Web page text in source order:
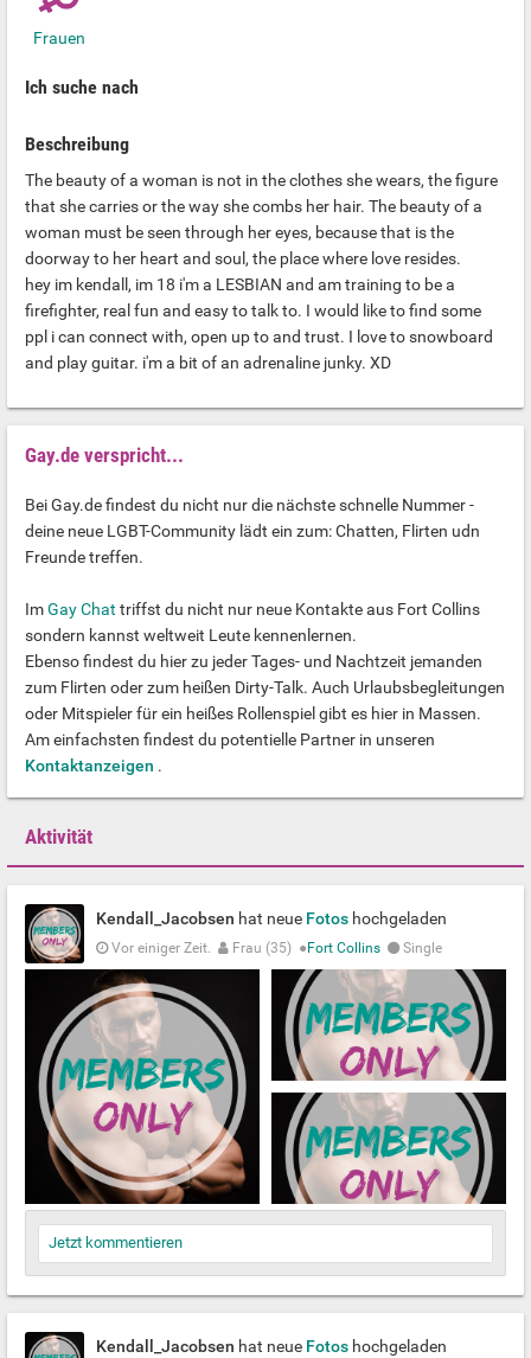
Frauen
Ich suche nach
Beschreibung
The beauty of a woman is not in the clothes she wears, the figure
that she carries or the way she combs her hair. The beauty of a
woman must be seen through her eyes, because that is the
doorway to her heart and soul, the place where love resides.
hey im kendall, im 18 i'm a LESBIAN and am training to be a
firefighter, real fun and easy to talk to. I would like to find some
ppl i can connect with, open up to and trust. I love to snowboard
and play guitar. i'm a bit of an adrenaline junky. XD
Gay.de verspricht...
Bei Gay.de findest du nicht nur die nächste schnelle Nummer -
deine neue LGBT-Community lädt ein zum: Chatten, Flirten udn
Freunde treffen.
ImGay Chat triffst du nicht nur neue Kontakte aus Fort Collins
sondern kannst weltweit Leute kennenlernen.
Ebenso findest du hier zu jeder Tages- und Nachtzeit jemanden
zum Flirten oder zum heißen Dirty-Talk. Auch Urlaubsbegleitungen
oder Mitspieler für ein heißes Rollenspiel gibt es hier in Massen.
Am einfachsten findest du potentielle Partner in unseren
Kontaktanzeigen .
Aktivität
Kendall_Jacobsen hat neue Fotos hochgeladen
Vor einiger Zeit. Frau (35) ● Fort Collins Single
Jetzt kommentieren
Kendall_Jacobsen hat neue Fotos hochgeladen